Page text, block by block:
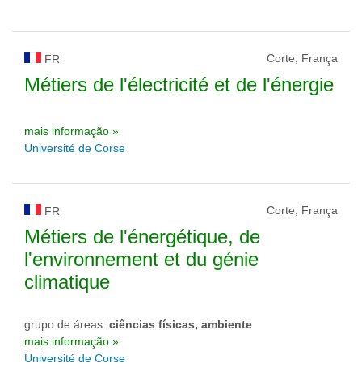
FR Corte, França
Métiers de l'électricité et de l'énergie
mais informação »
Université de Corse
FR Corte, França
Métiers de l'énergétique, de
l'environnement et du génie
climatique
grupo de áreas: ciências físicas, ambiente
mais informação »
Université de Corse